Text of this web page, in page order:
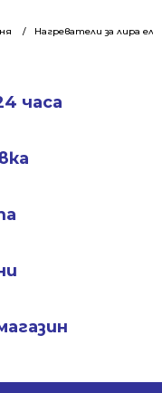
Нагреватели за лира
104.50 €
83.60 €
часа